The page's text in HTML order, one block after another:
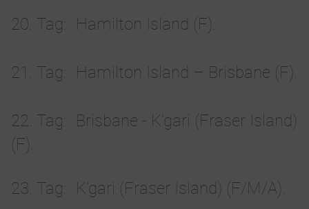
20. Tag Hamilton Island (F).
21. Tag Hamilton Island – Brisbane (F).
22. Tag
Brisbane - K'gari (Fraser Island)
(F).
23. Tag K'gari (Fraser Island) (F/M/A).